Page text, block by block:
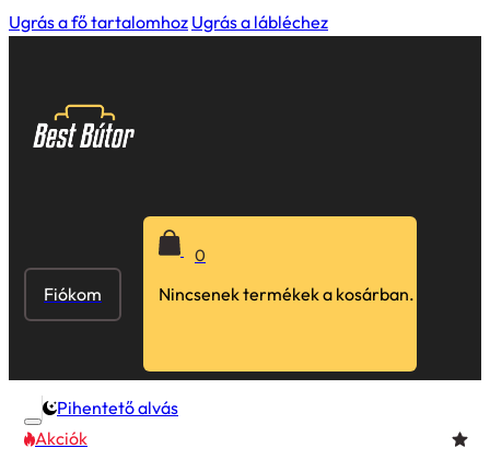
Ugrás a fő tartalomhoz Ugrás a lábléchez
Fiókom
0
Nincsenek termékek a kosárban.
Pihentető alvás
Akciók